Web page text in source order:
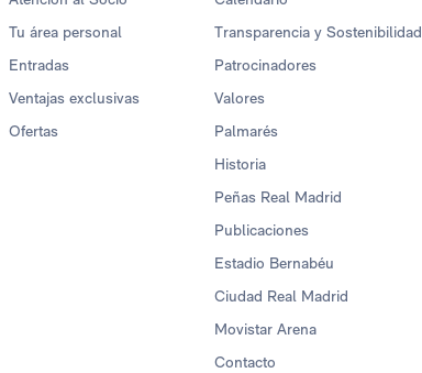
Tu área personal
Entradas
Ventajas exclusivas
Ofertas
Transparencia y Sostenibilidad
Patrocinadores
Valores
Palmarés
Historia
Peñas Real Madrid
Publicaciones
Estadio Bernabéu
Ciudad Real Madrid
Movistar Arena
Contacto